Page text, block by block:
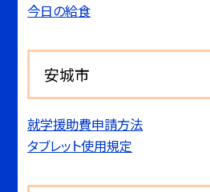
今日の給食
安城市
就学援助費申請方法
タブレット使用規定